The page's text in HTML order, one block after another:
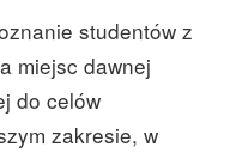
studentów z
miejsc dawnej
do celów
zakresie, w